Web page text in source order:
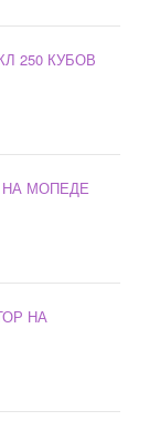
250 КУБОВ
МОПЕДЕ
НА